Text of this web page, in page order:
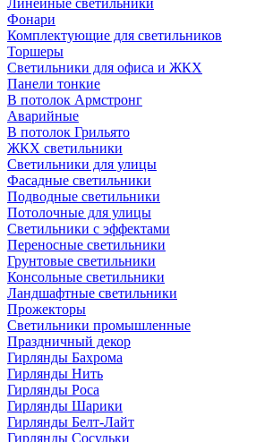
Линейные светильники
Фонари
Комплектующие для светильников
Торшеры
Светильники для офиса и ЖКХ
Панели тонкие
В потолок Армстронг
Аварийные
В потолок Грильято
ЖКХ светильники
Светильники для улицы
Фасадные светильники
Подводные светильники
Потолочные для улицы
Светильники с эффектами
Переносные светильники
Грунтовые светильники
Консольные светильники
Ландшафтные светильники
Прожекторы
Светильники промышленные
Праздничный декор
Гирлянды Бахрома
Гирлянды Нить
Гирлянды Роса
Гирлянды Шарики
Гирлянды Белт-Лайт
Гирлянды Сосульки